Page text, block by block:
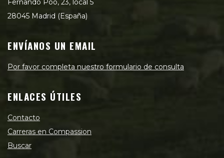
Fernando Poo, 23, local 5
28045 Madrid (España)
ENVÍANOS UN EMAIL
Por favor completa nuestro formulario de consulta
ENLACES ÚTILES
Contacto
Carreras en Compassion
Buscar